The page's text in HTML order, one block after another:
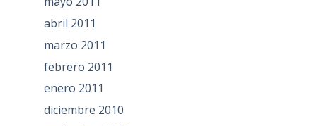
abril 2011
marzo 2011
febrero 2011
enero 2011
diciembre 2010